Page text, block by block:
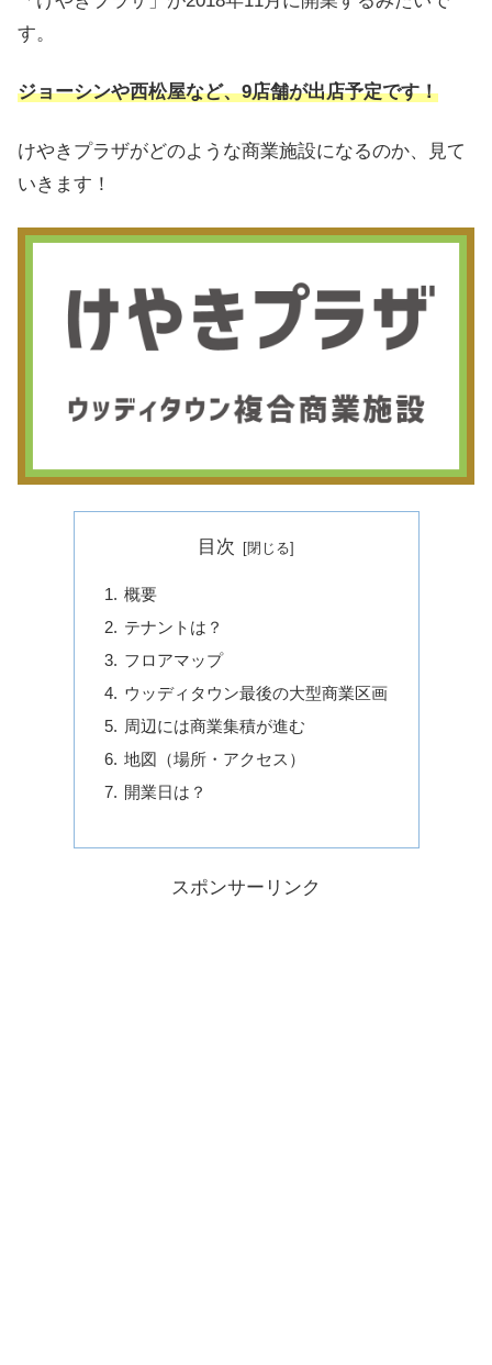
す。
ジョーシンや西松屋など、9店舗が出店予定です！
けやきプラザがどのような商業施設になるのか、見て
いきます！
目次
概要
テナントは？
フロアマップ
ウッディタウン最後の大型商業区画
周辺には商業集積が進む
地図（場所・アクセス）
開業日は？
スポンサーリンク